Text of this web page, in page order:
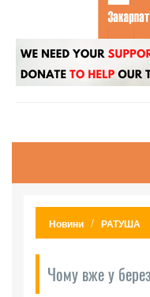
Новини РАТУША
Чому вже у